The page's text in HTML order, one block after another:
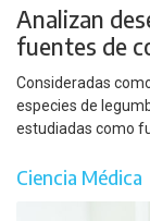
Analizan
fuentes de
Consideradas
especies de
estudiadas como
Ciencia Médica